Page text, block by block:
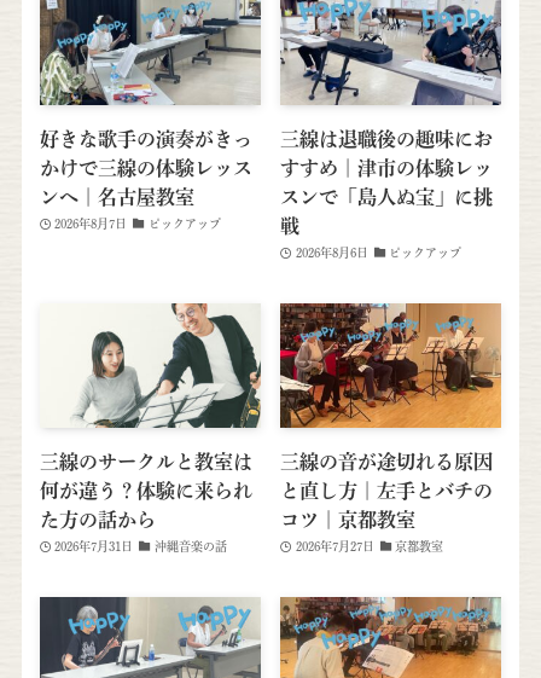
好きな歌手の演奏がきっ
かけで三線の体験レッス
ンへ｜名古屋教室
2026年8月7日 ピックアップ
三線は退職後の趣味にお
すすめ｜津市の体験レッ
スンで「島人ぬ宝」に挑
戦
2026年8月6日 ピックアップ
三線のサークルと教室は
何が違う？体験に来られ
た方の話から
2026年7月31日 沖縄音楽の話
三線の音が途切れる原因
と直し方｜左手とバチの
コツ｜京都教室
2026年7月27日 京都教室